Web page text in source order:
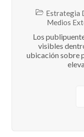
Estrategia
Medios
Los
visibles
ubicación sobre